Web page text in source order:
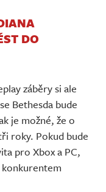
DO
záběry si ale
Bethesda bude
je možné, že o
roky. Pokud bude
pro Xbox a PC,